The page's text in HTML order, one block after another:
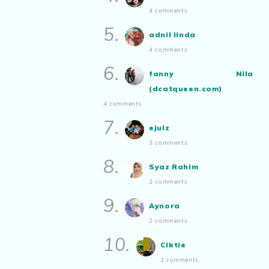
Malaysian.. tunjukkan bakatmu!”
4 comments
5. adnil linda
4 comments
6.
fanny Nila
(dcatqueen.com)
4 comments
7. ejulz
3 comments
8. Syaz Rahim
2 comments
9. Aynora
2 comments
10. Ciktie
1 comments